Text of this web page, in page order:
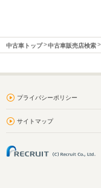
中古車トップ 中古車販売店検索
プライバシーポリシー
サイトマップ